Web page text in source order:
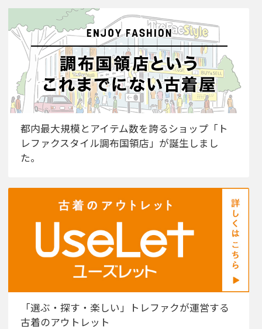
都内最大規模とアイテム数を誇るショップ「ト
レファクスタイル調布国領店」が誕生しまし
た。
「選ぶ・探す・楽しい」トレファクが運営する
古着のアウトレット